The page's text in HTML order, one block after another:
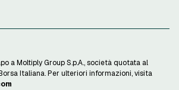
a Moltiply Group S.p.A., società quotata al
Italiana. Per ulteriori informazioni, visita